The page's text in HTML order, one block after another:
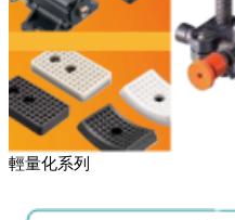
輕量化系列